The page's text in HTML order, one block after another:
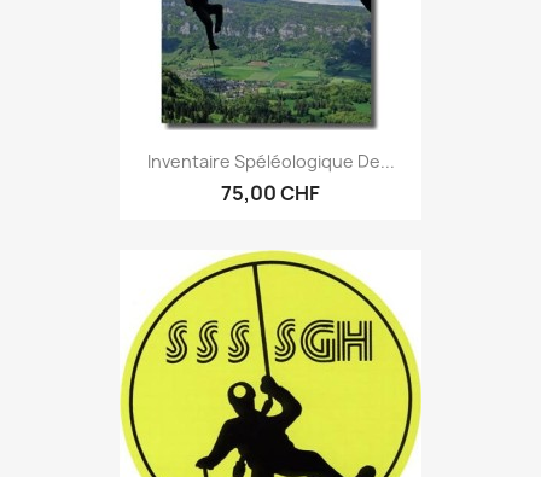
Inventaire Spéléologique De...
75,00 CHF